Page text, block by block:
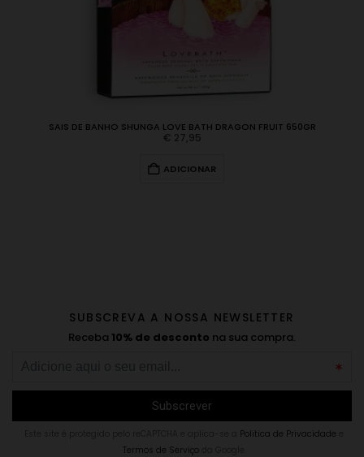
SAIS DE BANHO SHUNGA LOVE BATH DRAGON FRUIT 650GR
€ 27,95
ADICIONAR
SUBSCREVA A NOSSA NEWSLETTER
Receba 10% de desconto na sua compra.
Politica de Privacidade
Termos de Serviçoda Google.